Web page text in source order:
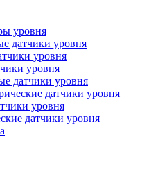
уровня
датчики уровня
уровня
уровня
датчики уровня
датчики уровня
уровня
датчики уровня